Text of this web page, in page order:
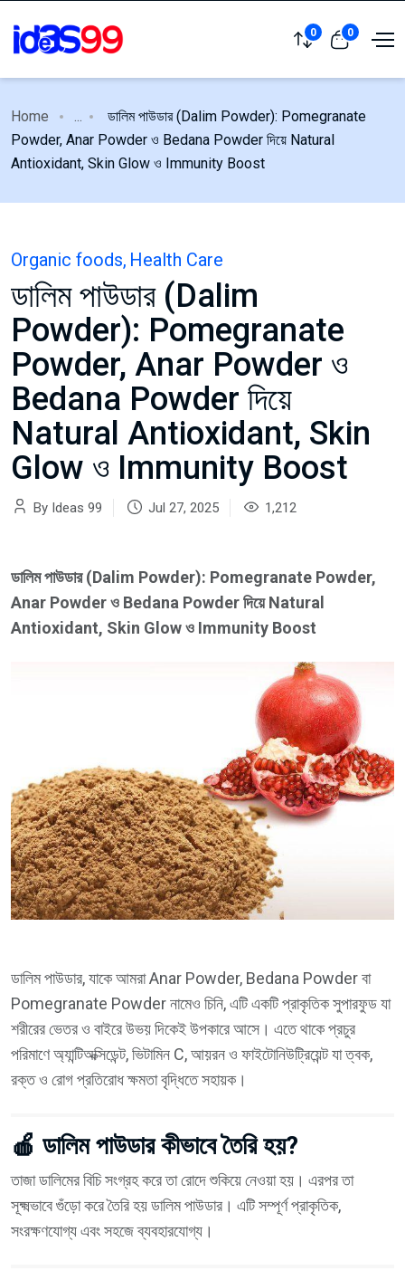
0 0
Home ...
ডালিম পাউডার (Dalim Powder): Pomegranate
Powder, Anar Powder ও Bedana Powder দিয়ে Natural
Antioxidant, Skin Glow ও Immunity Boost
Organic foods, Health Care
ডালিম পাউডার (Dalim
Powder): Pomegranate
Powder, Anar Powder ও
Bedana Powder দিয়ে
Natural Antioxidant, Skin
Glow ও Immunity Boost
By Ideas 99 Jul 27, 2025 1,212
ডালিম পাউডার (Dalim Powder): Pomegranate Powder,
Anar Powder ও Bedana Powder দিয়ে Natural
Antioxidant, Skin Glow ও Immunity Boost
ডালিম পাউডার, যাকে আমরা Anar Powder, Bedana Powder বা
Pomegranate Powder নামেও চিনি, এটি একটি প্রাকৃতিক সুপারফুড যা
শরীরের ভেতর ও বাইরে উভয় দিকেই উপকারে আসে। এতে থাকে প্রচুর
পরিমাণে অ্যান্টিঅক্সিডেন্ট, ভিটামিন C, আয়রন ও ফাইটোনিউট্রিয়েন্ট যা ত্বক,
রক্ত ও রোগ প্রতিরোধ ক্ষমতা বৃদ্ধিতে সহায়ক।
🍎 ডালিম পাউডার কীভাবে তৈরি হয়?
তাজা ডালিমের বিচি সংগ্রহ করে তা রোদে শুকিয়ে নেওয়া হয়। এরপর তা
সূক্ষ্মভাবে গুঁড়ো করে তৈরি হয় ডালিম পাউডার। এটি সম্পূর্ণ প্রাকৃতিক,
সংরক্ষণযোগ্য এবং সহজে ব্যবহারযোগ্য।